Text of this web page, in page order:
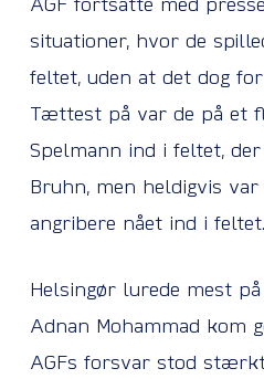
AGF fortsatte med
situationer, hvor de
feltet, uden at det dog
Tættest på var de på et
Spelmann ind i feltet,
Bruhn, men heldigvis var
angribere nået ind i feltet.
Helsingør lurede mest
Adnan Mohammad kom
AGFs forsvar stod